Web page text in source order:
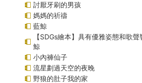
討厭牙刷的男孩
媽媽的祈禱
藍鯨
【SDGs繪本】具有優雅姿態和歌
鯨
小內褲仙子
流星劃過天空的夜晚
野狼的肚子我的家